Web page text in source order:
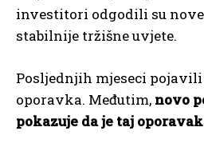
investitori odgodili su
stabilnije tržišne uvjete.
Posljednjih mjeseci
oporavka. Međutim, novo
pokazuje da je taj